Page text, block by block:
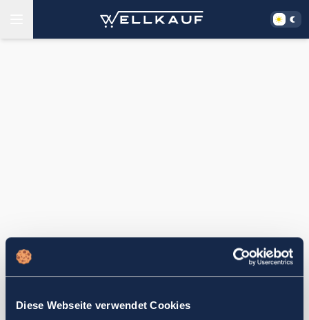
Diese Webseite verwendet Cookies